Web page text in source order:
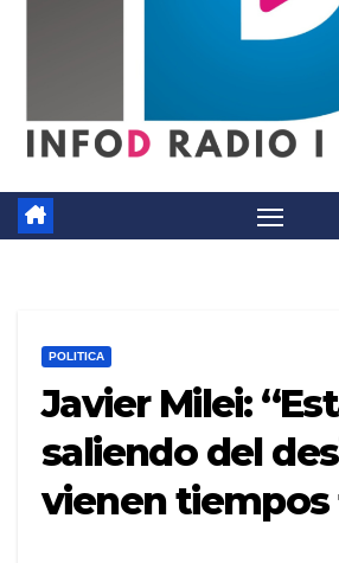
POLITICA
Javier Milei:
saliendo del
vienen tiempos